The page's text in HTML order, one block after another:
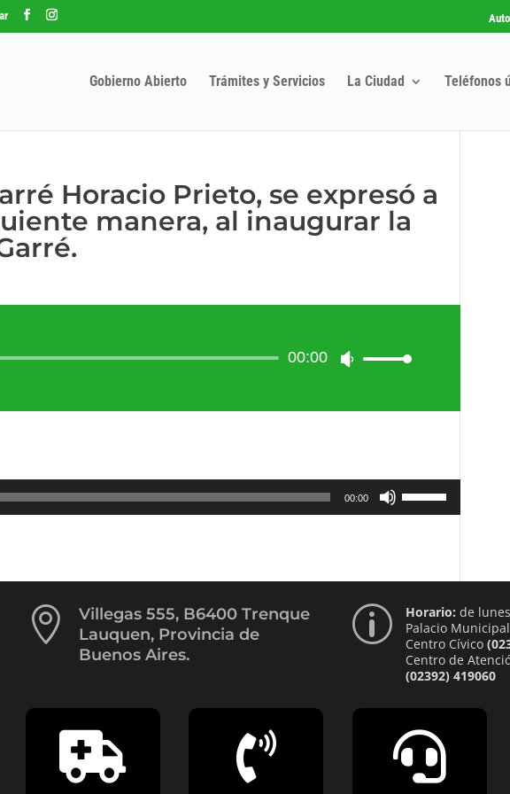
Gobierno Abierto Trámites y Servicios La Ciudad Teléfonos
Horacio Prieto, se expresó a
manera, al inaugurar la
Reproductor
00:00
Utiliza
o
disminuir
el
00:00
las
teclas
para
o
disminuir
el
volumen.

Villegas 555, B6400 Trenque
Lauquen, Provincia de
Buenos Aires.
p Horario: de
Palacio Municipal
Centro Cívico
Centro de
(02392) 419060
  